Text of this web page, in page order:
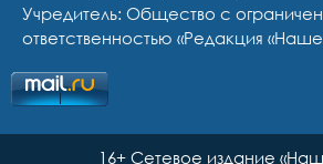
Учредитель: Общество с
ответственностью «Редакция
16+ Сетевое издание